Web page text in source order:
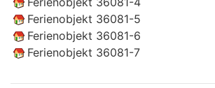
Ferienobjekt 36081-5
Ferienobjekt 36081-6
Ferienobjekt 36081-7